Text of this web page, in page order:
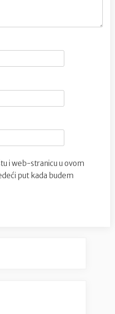
i web-stranicu u ovom
put kada budem